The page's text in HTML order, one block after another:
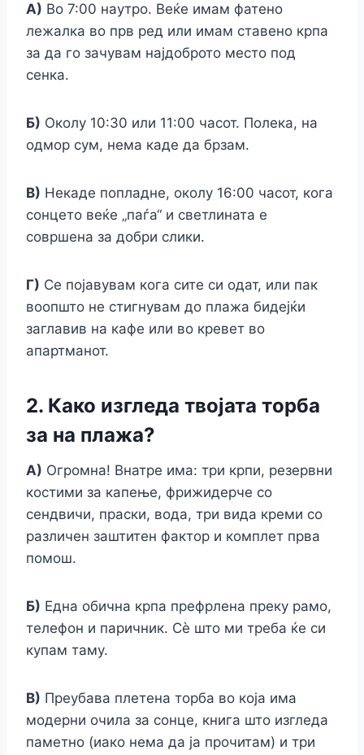
А) Во 7:00 наутро. Веќе имам фатено
лежалка во прв ред или имам ставено крпа
за да го зачувам најдоброто место под
сенка.
Б) Околу 10:30 или 11:00 часот. Полека, на
одмор сум, нема каде да брзам.
В) Некаде попладне, околу 16:00 часот, кога
сонцето веќе „паѓа“ и светлината е
совршена за добри слики.
Г) Се појавувам кога сите си одат, или пак
воопшто не стигнувам до плажа бидејќи
заглавив на кафе или во кревет во
апартманот.
2. Како изгледа твојата торба
за на плажа?
А) Огромна! Внатре има: три крпи, резервни
костими за капење, фрижидерче со
сендвичи, праски, вода, три вида креми со
различен заштитен фактор и комплет прва
помош.
Б) Една обична крпа префрлена преку рамо,
телефон и паричник. Сè што ми треба ќе си
купам таму.
В) Преубава плетена торба во која има
модерни очила за сонце, книга што изгледа
паметно (иако нема да ја прочитам) и три